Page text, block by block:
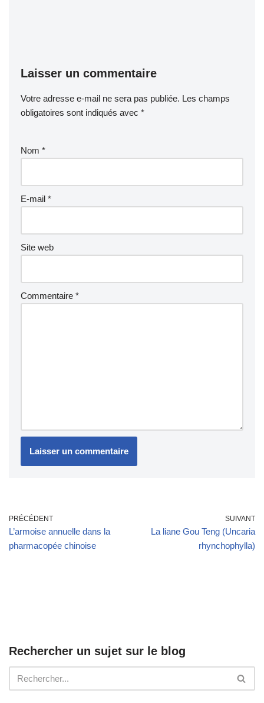
Laisser un commentaire
Votre adresse e-mail ne sera pas publiée. Les champs
obligatoires sont indiqués avec *
Nom *
E-mail *
Site web
Commentaire *
PRÉCÉDENT
L’armoise annuelle dans la
pharmacopée chinoise
SUIVANT
La liane Gou Teng (Uncaria
rhynchophylla)
Rechercher un sujet sur le blog